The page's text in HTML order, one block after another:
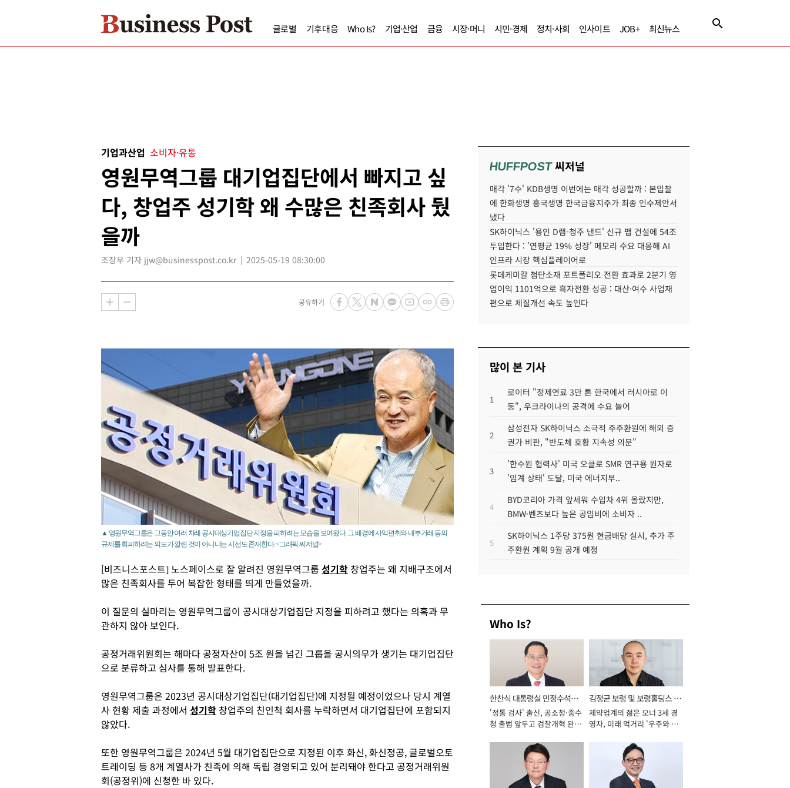
글로벌 기후대응 Who Is? 기업·산업 금융 시장·머니 시민·경제 정치·사회 인사이트 JOB+ 최신뉴스
기업과산업 소비자·유통
영원무역그룹 대기업집단에서 빠지고 싶
다, 창업주 성기학 왜 수많은 친족회사 뒀
을까
조장우 기자 jjw@businesspost.co.kr 2025-05-19 08:30:00
공유하기
▲ 영원무역그룹은 그동안 여러 차례 공시대상기업집단 지정을 피하려는 모습을 보여왔다. 그 배경에 사익편취와 내부거래 등의
규제를 회피하려는 의도가 깔린 것이 아니냐는 시선도 존재한다. <그래픽 씨저널>
[비즈니스포스트] 노스페이스로 잘 알려진 영원무역그룹 성기학 창업주는 왜 지배구조에서
많은 친족회사를 두어 복잡한 형태를 띄게 만들었을까.
이 질문의 실마리는 영원무역그룹이 공시대상기업집단 지정을 피하려고 했다는 의혹과 무
관하지 않아 보인다.
공정거래위원회는 해마다 공정자산이 5조 원을 넘긴 그룹을 공시의무가 생기는 대기업집단
으로 분류하고 심사를 통해 발표한다.
영원무역그룹은 2023년 공시대상기업집단(대기업집단)에 지정될 예정이었으나 당시 계열
사 현황 제출 과정에서 성기학 창업주의 친인척 회사를 누락하면서 대기업집단에 포함되지
않았다.
또한 영원무역그룹은 2024년 5월 대기업집단으로 지정된 이후 화신, 화신정공, 글로벌오토
트레이딩 등 8개 계열사가 친족에 의해 독립 경영되고 있어 분리돼야 한다고 공정거래위원
회(공정위)에 신청한 바 있다.
HUFFPOST씨저널
매각 '7수' KDB생명 이번에는 매각 성공할까 : 본입찰
에 한화생명 흥국생명 한국금융지주가 최종 인수제안서
냈다
SK하이닉스 '용인 D램-청주 낸드' 신규 팹 건설에 54조
투입한다 : '연평균 19% 성장' 메모리 수요 대응해 AI
인프라 시장 핵심플레이어로
롯데케미칼 첨단소재 포트폴리오 전환 효과로 2분기 영
업이익 1101억으로 흑자전환 성공 : 대산·여수 사업재
편으로 체질개선 속도 높인다
많이 본 기사
1
로이터 "정제연료 3만 톤 한국에서 러시아로 이
동", 우크라이나의 공격에 수요 늘어
2
삼성전자 SK하이닉스 소극적 주주환원에 해외 증
권가 비판, "반도체 호황 지속성 의문"
3
'한수원 협력사' 미국 오클로 SMR 연구용 원자로
'임계 상태' 도달, 미국 에너지부..
4
BYD코리아 가격 앞세워 수입차 4위 올랐지만,
BMW·벤츠보다 높은 공임비에 소비자 ..
5
SK하이닉스 1주당 375원 현금배당 실시, 추가 주
주환원 계획 9월 공개 예정
Who Is?
한찬식 대통령실 민정수석비
서관
'정통 검사' 출신, 공소청·중수
청 출범 앞두고 검찰개혁 완수
김정균 보령 및 보령홀딩스 대
표이사 사장
제약업계의 젊은 오너 3세 경
영자, 미래 먹거리 '우주와 헬